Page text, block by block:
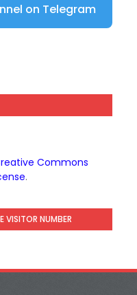
on Telegram
Commons
.
VISITOR NUMBER